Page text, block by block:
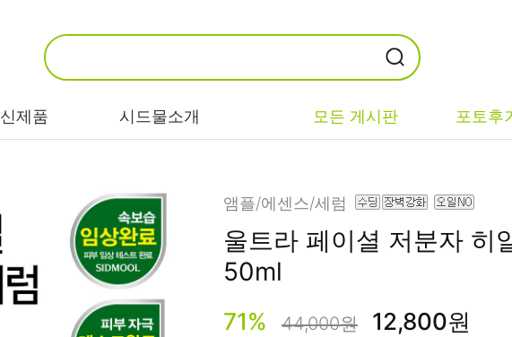
신제품 시드물소개 모든 게시판 포토후
카테고리별
비누/클렌징
마스크/팩/필링
스킨/토너/미스
기능/고민별
트러블/시카
김
성분별
EGF/FGF/IGF
히알루론산
피부타입별
건성
지성
앰플/에센스/세럼
울트라 페이셜 저분자 히
50ml
71% 44,000원 12,800원